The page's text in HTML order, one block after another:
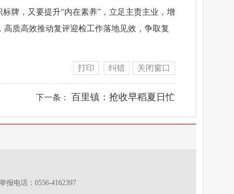
牌，又要提升“内在素养”，立足主责主业，增
质高效推动复评迎检工作落地见效，争取复
打印 纠错 关闭窗口
下一条： 百里镇：抢收早稻夏日忙
报电话：0556-4162397